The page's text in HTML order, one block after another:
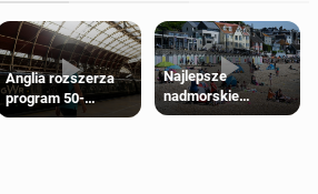
Anglia rozszerza
program 50-
procentowych
Najlepsze
nadmorskie
miasteczko blisko